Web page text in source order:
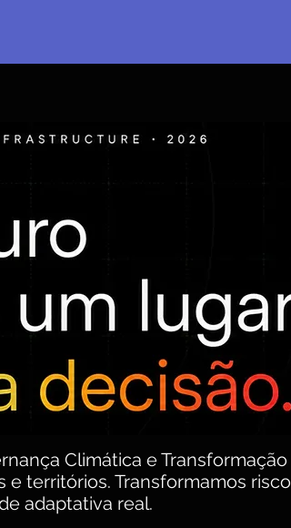
Climática e Transformação
e territórios. Transformamos risco
adaptativa real.